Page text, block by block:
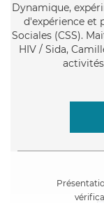
Dynamique,
d'expérience et
Sociales (CSS).
HIV / Sida,